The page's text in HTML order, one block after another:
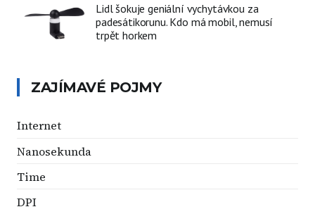
Lidl šokuje geniální vychytávkou za
padesátikorunu. Kdo má mobil, nemusí
trpět horkem
ZAJÍMAVÉ POJMY
Internet
Nanosekunda
Time
DPI